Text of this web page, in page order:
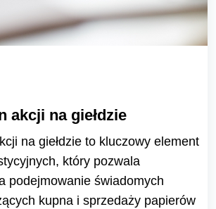
akcji na giełdzie
na giełdzie to kluczowy element
który pozwala
podejmowanie świadomych
kupna i sprzedaży papierów